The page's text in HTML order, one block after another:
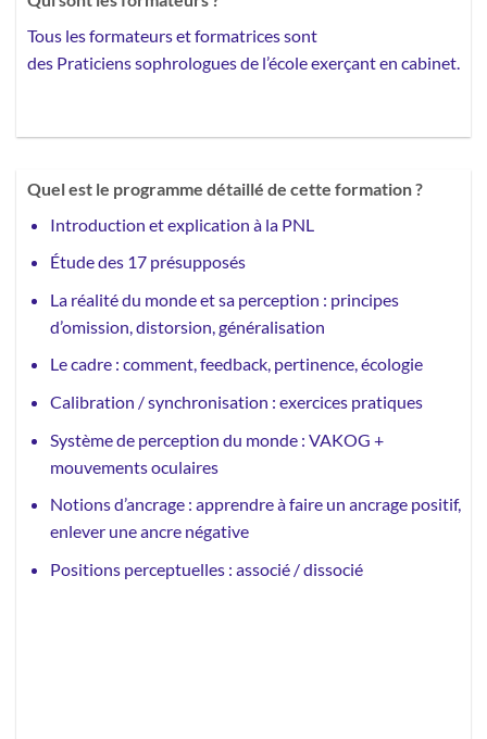
Tous les formateurs et formatrices sont
des Praticiens sophrologues de l’école exerçant en cabinet.
Quel est le programme détaillé de cette formation​?
Introduction et explication à la PNL
Étude des 17 présupposés
La réalité du monde et sa perception : principes
d’omission, distorsion, généralisation
Le cadre : comment, feedback, pertinence, écologie
Calibration / synchronisation : exercices pratiques
Système de perception du monde : VAKOG +
mouvements oculaires
Notions d’ancrage : apprendre à faire un ancrage positif,
enlever une ancre négative
Positions perceptuelles : associé / dissocié